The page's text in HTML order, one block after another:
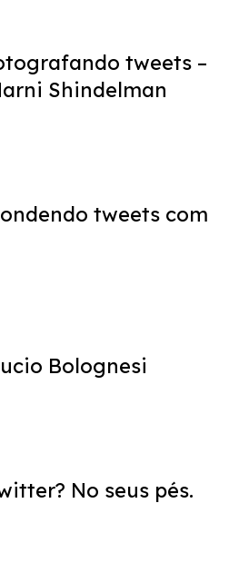
tweets –
Shindelman
tweets com
Bolognesi
No seus pés.